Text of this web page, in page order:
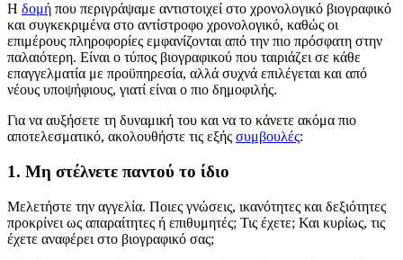
Η δομή που περιγράψαμε αντιστοιχεί στο χρονολογικό βιογραφικό
και συγκεκριμένα στο αντίστροφο χρονολογικό, καθώς οι
επιμέρους πληροφορίες εμφανίζονται από την πιο πρόσφατη στην
παλαιότερη. Είναι ο τύπος βιογραφικού που ταιριάζει σε κάθε
επαγγελματία με προϋπηρεσία, αλλά συχνά επιλέγεται και από
νέους υποψήφιους, γιατί είναι ο πιο δημοφιλής.
Για να αυξήσετε τη δυναμική του και να το κάνετε ακόμα πιο
αποτελεσματικό, ακολουθήστε τις εξής συμβουλές:
1. Μη στέλνετε παντού το ίδιο
Μελετήστε την αγγελία. Ποιες γνώσεις, ικανότητες και δεξιότητες
προκρίνει ως απαραίτητες ή επιθυμητές; Τις έχετε; Και κυρίως, τις
έχετε αναφέρει στο βιογραφικό σας;